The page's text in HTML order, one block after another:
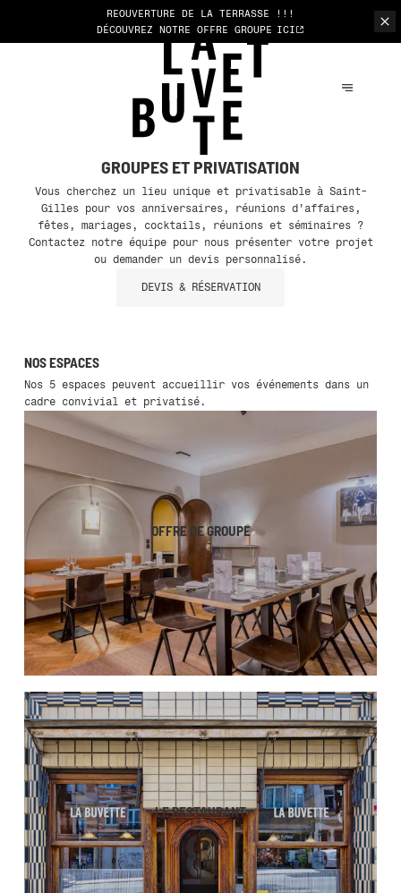
REOUVERTURE DE LA TERRASSE !!!
DÉCOUVREZ NOTRE OFFRE GROUPE ICI
GROUPES ET PRIVATISATION
Vous cherchez un lieu unique et privatisable à Saint-
Gilles pour vos anniversaires, réunions d'affaires,
fêtes, mariages, cocktails, réunions et séminaires ?
Contactez notre équipe pour nous présenter votre projet
ou demander un devis personnalisé.
DEVIS & RÉSERVATION
NOS ESPACES
Nos 5 espaces peuvent accueillir vos événements dans un
cadre convivial et privatisé.
OFFRE DE GROUPE
LE RESTAURANT